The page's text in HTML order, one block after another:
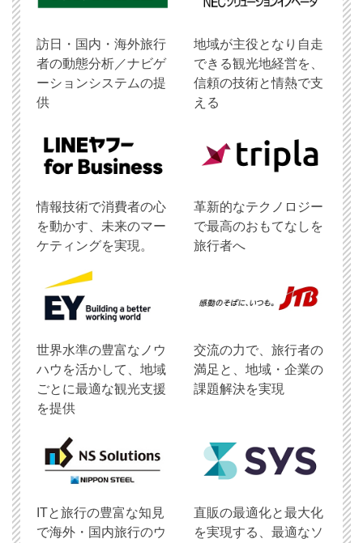
訪日・国内・海外旅行
者の動態分析／ナビゲ
ーションシステムの提
供
地域が主役となり自走
できる観光地経営を、
信頼の技術と情熱で支
える
情報技術で消費者の心
を動かす、未来のマー
ケティングを実現。
革新的なテクノロジー
で最高のおもてなしを
旅行者へ
世界水準の豊富なノウ
ハウを活かして、地域
ごとに最適な観光支援
を提供
交流の力で、旅行者の
満足と、地域・企業の
課題解決を実現
ITと旅行の豊富な知見
で海外・国内旅行のウ
直販の最適化と最大化
を実現する、最適なソ